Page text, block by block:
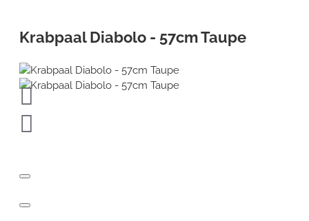
Krabpaal Diabolo - 57cm Taupe